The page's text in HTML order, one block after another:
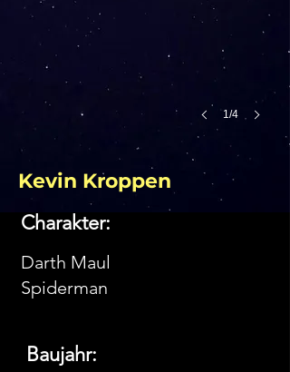
1/4
Kevin Kroppen
Charakter:
Darth Maul
Spiderman
Baujahr: